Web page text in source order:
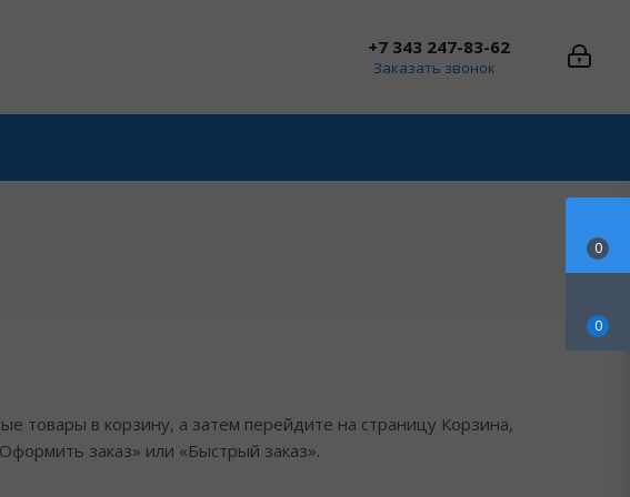
+7 343 247-83-62
Заказать звонок
товары в корзину, а затем перейдите на страницу Корзина,
заказ» или «Быстрый заказ».
0
0